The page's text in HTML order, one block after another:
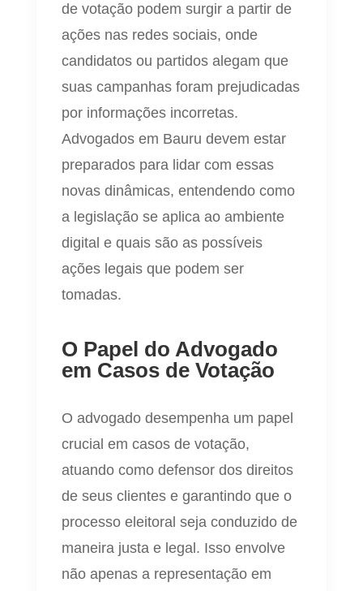
de votação podem surgir a partir de
ações nas redes sociais, onde
candidatos ou partidos alegam que
suas campanhas foram prejudicadas
por informações incorretas.
Advogados em Bauru devem estar
preparados para lidar com essas
novas dinâmicas, entendendo como
a legislação se aplica ao ambiente
digital e quais são as possíveis
ações legais que podem ser
tomadas.
O Papel do Advogado
em Casos de Votação
O advogado desempenha um papel
crucial em casos de votação,
atuando como defensor dos direitos
de seus clientes e garantindo que o
processo eleitoral seja conduzido de
maneira justa e legal. Isso envolve
não apenas a representação em